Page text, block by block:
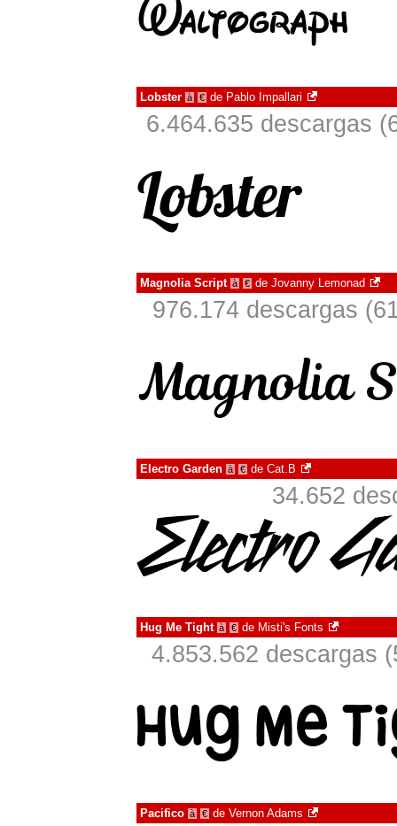
Lobster à € de Pablo Impallari
6.464.635 descargas
Magnolia Script à € de Jovanny Lemonad
976.174 descargas
Electro Garden à € de Cat.B
34.652
Hug Me Tight à € de Misti's Fonts
4.853.562 descargas
Pacifico à € de Vernon Adams